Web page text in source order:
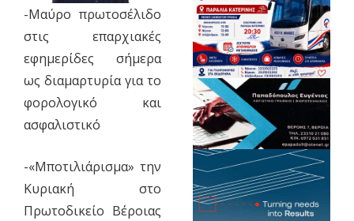
-Μαύρο πρωτοσέλιδο
στις επαρχιακές
εφημερίδες σήμερα
ως διαμαρτυρία για το
φορολογικό και
ασφαλιστικό
-«Μποτιλιάρισμα» την
Κυριακή στο
Πρωτοδικείο Βέροιας